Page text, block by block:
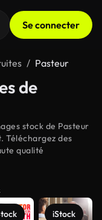
Se connecter
Pasteur
de
stock de Pasteur
Téléchargez des
qualité
iStock